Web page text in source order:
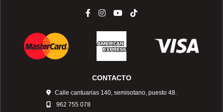
CONTACTO
Calle cantuarias 140, semisotano, puesto 48.
962 755 078